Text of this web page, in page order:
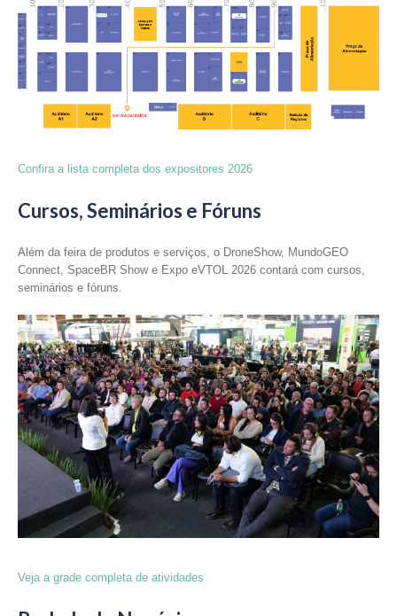
Confira a lista completa dos expositores 2026
Cursos, Seminários e Fóruns
Além da feira de produtos e serviços, o DroneShow, MundoGEO
Connect, SpaceBR Show e Expo eVTOL 2026 contará com cursos,
seminários e fóruns.
Veja a grade completa de atividades